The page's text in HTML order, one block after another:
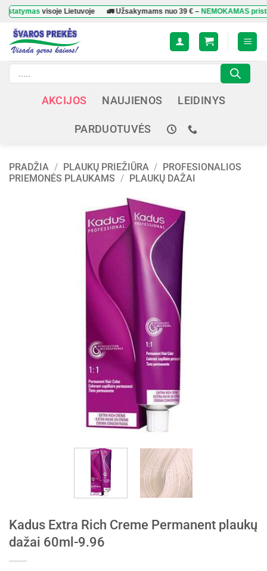
Skip
content
visoje Lietuvoje 🚛 Užsakymams nuo39 €–NEMOKAMAS
Products
search
AKCIJOS NAUJIENOS LEIDINYS
PARDUOTUVĖS
PRADŽIA / PLAUKŲ PRIEŽIŪRA / PROFESIONALIOS
PRIEMONĖS PLAUKAMS / PLAUKŲ DAŽAI
Kadus Extra Rich Creme Permanent plaukų
dažai 60ml-9.96